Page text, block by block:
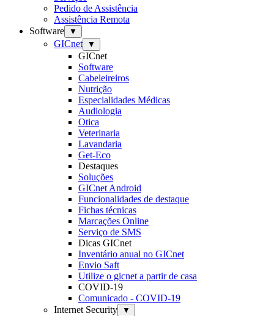
Pedido de Assistência
Assistência Remota
Software
▼
GICnet ▼
GICnet
Software
Cabeleireiros
Nutrição
Especialidades Médicas
Audiologia
Otica
Veterinaria
Lavandaria
Get-Eco
Destaques
Soluções
GICnet Android
Funcionalidades de destaque
Fichas técnicas
Marcações Online
Serviço de SMS
Dicas GICnet
Inventário anual no GICnet
Envio Saft
Utilize o gicnet a partir de casa
COVID-19
Comunicado - COVID-19
Internet Security
▼